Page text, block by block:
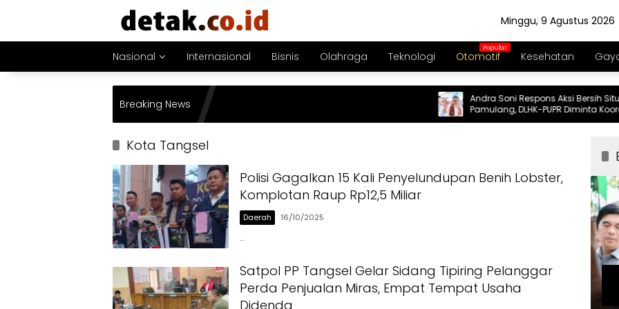
Minggu, 9 Agustus 2026
Nasional Internasional Bisnis Olahraga Teknologi Otomotif Kesehatan
Breaking News
Andra Soni Respons Aksi Bersih Situ
Pamulang, DLHK-PUPR Diminta Koordinasi
Kota Tangsel
Polisi Gagalkan 15 Kali Penyelundupan Benih Lobster,
Komplotan Raup Rp12,5 Miliar
Daerah 16/10/2025
…
Satpol PP Tangsel Gelar Sidang Tipiring Pelanggar
Perda Penjualan Miras, Empat Tempat Usaha
Didenda